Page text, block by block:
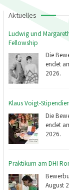
Aktuelles
Ludwig und
Fellowship
Die
endet
2026.
Klaus Voigt-Stipendien
Die
endet
2026.
Praktikum am DHI
August